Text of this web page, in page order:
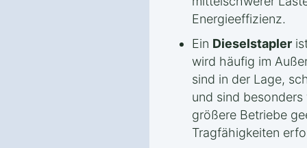
Energieeffizienz.
Ein Dieselstapler
wird häufig im
sind in der Lage,
und sind
größere Betriebe
Tragfähigkeiten